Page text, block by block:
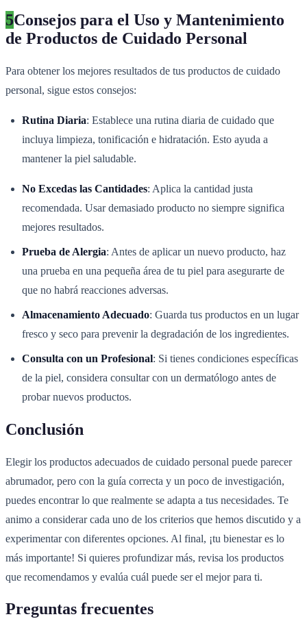
5Consejos para el Uso y Mantenimiento
de Productos de Cuidado Personal
Para obtener los mejores resultados de tus productos de cuidado
personal, sigue estos consejos:
Rutina Diaria: Establece una rutina diaria de cuidado que
incluya limpieza, tonificación e hidratación. Esto ayuda a
mantener la piel saludable.
No Excedas las Cantidades: Aplica la cantidad justa
recomendada. Usar demasiado producto no siempre significa
mejores resultados.
Prueba de Alergia: Antes de aplicar un nuevo producto, haz
una prueba en una pequeña área de tu piel para asegurarte de
que no habrá reacciones adversas.
Almacenamiento Adecuado: Guarda tus productos en un lugar
fresco y seco para prevenir la degradación de los ingredientes.
Consulta con un Profesional: Si tienes condiciones específicas
de la piel, considera consultar con un dermatólogo antes de
probar nuevos productos.
Conclusión
Elegir los productos adecuados de cuidado personal puede parecer
abrumador, pero con la guía correcta y un poco de investigación,
puedes encontrar lo que realmente se adapta a tus necesidades. Te
animo a considerar cada uno de los criterios que hemos discutido y a
experimentar con diferentes opciones. Al final, ¡tu bienestar es lo
más importante! Si quieres profundizar más, revisa los productos
que recomendamos y evalúa cuál puede ser el mejor para ti.
Preguntas frecuentes